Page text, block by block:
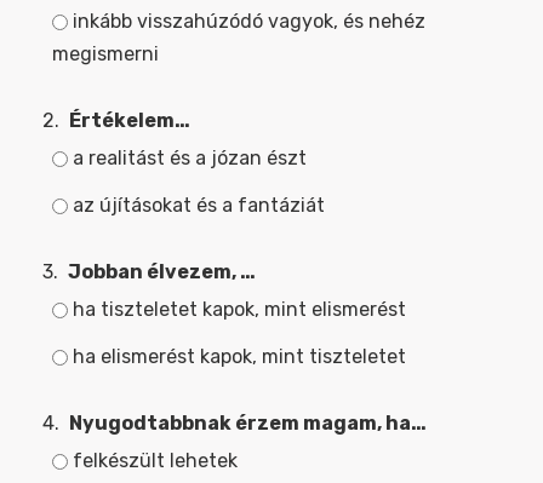
inkább visszahúzódó vagyok, és nehéz
megismerni
2.
Értékelem…
a realitást és a józan észt
az újításokat és a fantáziát
3. Jobban élvezem, …
ha tiszteletet kapok, mint elismerést
ha elismerést kapok, mint tiszteletet
4.
Nyugodtabbnak érzem magam, ha…
felkészült lehetek